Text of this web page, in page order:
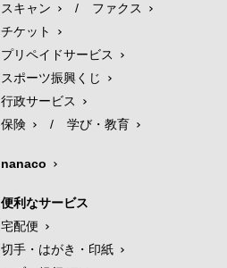
スキャン
/
ファクス
チケット
プリペイドサービス
スポーツ振興くじ
行政サービス
保険
/ 学び・教育
nanaco
便利なサービス
宅配便
切手・はがき・印紙